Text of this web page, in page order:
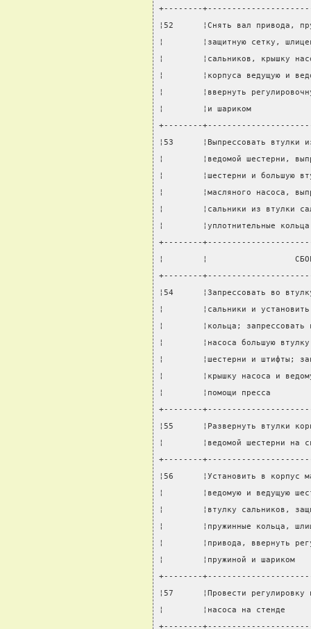
+--------
¦52      ¦Снять вал привода,
¦        ¦защитную сетку,
¦        ¦сальников, крышку
¦        ¦корпуса ведущую и
¦        ¦ввернуть
¦        ¦и шариком
+--------
¦53      ¦Выпрессовать
¦        ¦ведомой шестерни,
¦        ¦шестерни и большую
¦        ¦масляного насоса,
¦        ¦сальники из втулки
¦        ¦уплотнительные
+--------
¦        ¦
+--------
¦54      ¦Запрессовать во
¦        ¦сальники и
¦        ¦кольца;
¦        ¦насоса большую
¦        ¦шестерни и штифты;
¦        ¦крышку насоса и
¦        ¦помощи пресса
+--------
¦55      ¦Развернуть втулки
¦        ¦ведомой шестерни
+--------
¦56      ¦Установить в
¦        ¦ведомую и ведущую
¦        ¦втулку сальников,
¦        ¦пружинные кольца,
¦        ¦привода, ввернуть
¦        ¦пружиной и
+--------
¦57      ¦Провести
¦        ¦насоса на
+--------